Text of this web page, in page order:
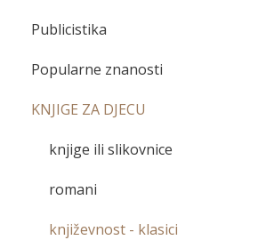
Publicistika
Popularne znanosti
KNJIGE ZA DJECU
knjige ili slikovnice
romani
književnost - klasici